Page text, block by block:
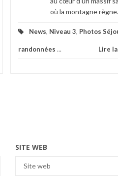
où la montagne
News, Niveau 3, Photos
randonnées ... Lire
SITE WEB